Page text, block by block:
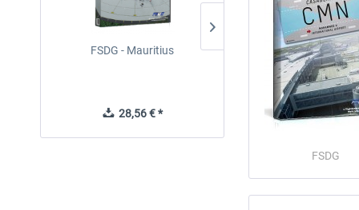
FSDG - Mauritius
28,56 € *
Holiday Airports
29,95 € *
FSDG